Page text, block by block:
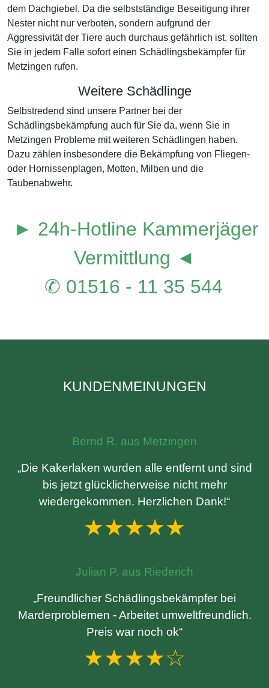
dem Dachgiebel. Da die selbstständige Beseitigung ihrer
Nester nicht nur verboten, sondern aufgrund der
Aggressivität der Tiere auch durchaus gefährlich ist, sollten
Sie in jedem Falle sofort einen Schädlingsbekämpfer für
Metzingen rufen.
Weitere Schädlinge
Selbstredend sind unsere Partner bei der
Schädlingsbekämpfung auch für Sie da, wenn Sie in
Metzingen Probleme mit weiteren Schädlingen haben.
Dazu zählen insbesondere die Bekämpfung von Fliegen-
oder Hornissenplagen, Motten, Milben und die
Taubenabwehr.
► 24h-Hotline Kammerjäger
Vermittlung ◄
✆ 01516 - 11 35 544
KUNDENMEINUNGEN
Bernd R. aus Metzingen
„Die Kakerlaken wurden alle entfernt und sind
bis jetzt glücklicherweise nicht mehr
wiedergekommen. Herzlichen Dank!“
★★★★★
Julian P. aus Riederich
„Freundlicher Schädlingsbekämpfer bei
Marderproblemen - Arbeitet umweltfreundlich.
Preis war noch ok“
★★★★☆